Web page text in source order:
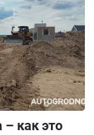
как это